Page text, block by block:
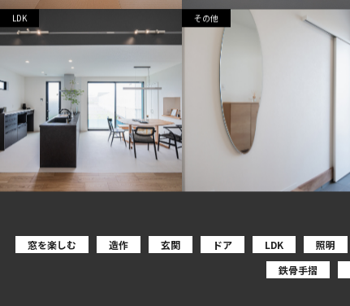
LDK その他
窓を楽しむ 造作 玄関 ドア LDK 照明
鉄骨手摺